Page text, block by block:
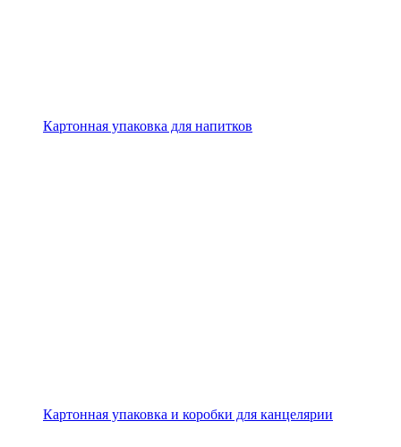
Картонная упаковка для напитков
Картонная упаковка и коробки для канцелярии